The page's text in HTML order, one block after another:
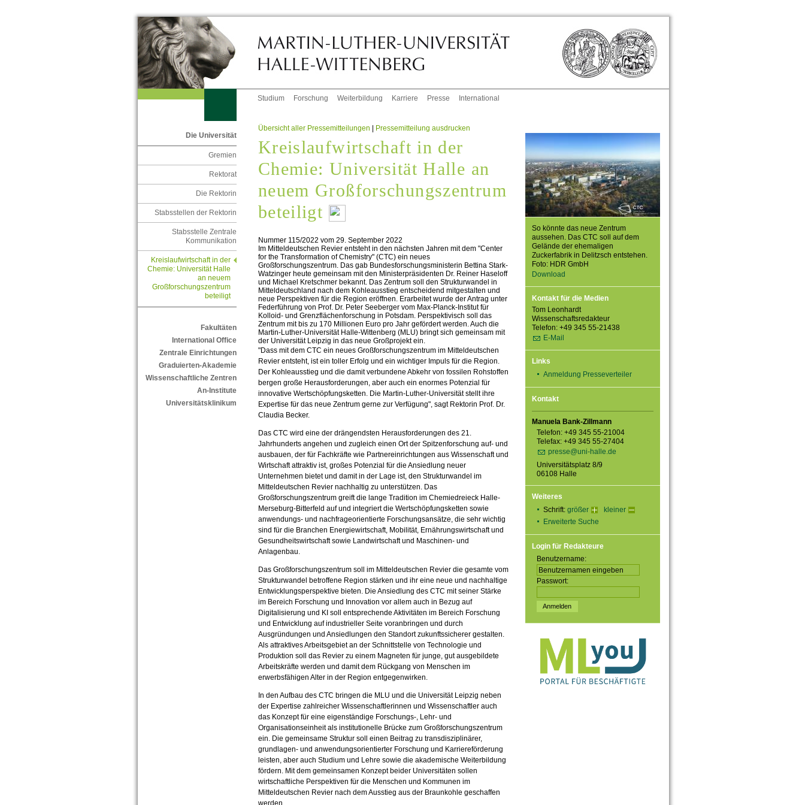
Studium Forschung Weiterbildung Karriere Presse International
Die Universität
Gremien
Rektorat
Die Rektorin
Stabsstellen der Rektorin
Stabsstelle Zentrale
Kommunikation
Kreislaufwirtschaft in der
Chemie: Universität Halle
an neuem
Großforschungszentrum
beteiligt
Fakultäten
International Office
Zentrale Einrichtungen
Graduierten-Akademie
Wissenschaftliche Zentren
An-Institute
Universitätsklinikum
So könnte das neue Zentrum
aussehen. Das CTC soll auf dem
Gelände der ehemaligen
Zuckerfabrik in Delitzsch entstehen.
Foto: HDR GmbH
Download
Kontakt für die Medien
Tom Leonhardt
Wissenschaftsredakteur
Telefon: +49 345 55-21438
E-Mail
Links
Anmeldung Presseverteiler
Kontakt
Manuela Bank-Zillmann
Telefon: +49 345 55-21004
Telefax: +49 345 55-27404
presse@uni-halle.de
Universitätsplatz 8/9
06108 Halle
Weiteres
Schrift: größer
kleiner
Erweiterte Suche
Login für Redakteure
Benutzername:
Passwort:
Übersicht aller Pressemitteilungen | Pressemitteilung ausdrucken
Kreislaufwirtschaft in der
Chemie: Universität Halle an
neuem Großforschungszentrum
beteiligt
Nummer 115/2022 vom 29. September 2022
Im Mitteldeutschen Revier entsteht in den nächsten Jahren mit dem "Center
for the Transformation of Chemistry" (CTC) ein neues
Großforschungszentrum. Das gab Bundesforschungsministerin Bettina Stark-
Watzinger heute gemeinsam mit den Ministerpräsidenten Dr. Reiner Haseloff
und Michael Kretschmer bekannt. Das Zentrum soll den Strukturwandel in
Mitteldeutschland nach dem Kohleausstieg entscheidend mitgestalten und
neue Perspektiven für die Region eröffnen. Erarbeitet wurde der Antrag unter
Federführung von Prof. Dr. Peter Seeberger vom Max-Planck-Institut für
Kolloid- und Grenzflächenforschung in Potsdam. Perspektivisch soll das
Zentrum mit bis zu 170 Millionen Euro pro Jahr gefördert werden. Auch die
Martin-Luther-Universität Halle-Wittenberg (MLU) bringt sich gemeinsam mit
der Universität Leipzig in das neue Großprojekt ein.
"Dass mit dem CTC ein neues Großforschungszentrum im Mitteldeutschen
Revier entsteht, ist ein toller Erfolg und ein wichtiger Impuls für die Region.
Der Kohleausstieg und die damit verbundene Abkehr von fossilen Rohstoffen
bergen große Herausforderungen, aber auch ein enormes Potenzial für
innovative Wertschöpfungsketten. Die Martin-Luther-Universität stellt ihre
Expertise für das neue Zentrum gerne zur Verfügung", sagt Rektorin Prof. Dr.
Claudia Becker.
Das CTC wird eine der drängendsten Herausforderungen des 21.
Jahrhunderts angehen und zugleich einen Ort der Spitzenforschung auf- und
ausbauen, der für Fachkräfte wie Partnereinrichtungen aus Wissenschaft und
Wirtschaft attraktiv ist, großes Potenzial für die Ansiedlung neuer
Unternehmen bietet und damit in der Lage ist, den Strukturwandel im
Mitteldeutschen Revier nachhaltig zu unterstützen. Das
Großforschungszentrum greift die lange Tradition im Chemiedreieck Halle-
Merseburg-Bitterfeld auf und integriert die Wertschöpfungsketten sowie
anwendungs- und nachfrageorientierte Forschungsansätze, die sehr wichtig
sind für die Branchen Energiewirtschaft, Mobilität, Ernährungswirtschaft und
Gesundheitswirtschaft sowie Landwirtschaft und Maschinen- und
Anlagenbau.
Das Großforschungszentrum soll im Mitteldeutschen Revier die gesamte vom
Strukturwandel betroffene Region stärken und ihr eine neue und nachhaltige
Entwicklungsperspektive bieten. Die Ansiedlung des CTC mit seiner Stärke
im Bereich Forschung und Innovation vor allem auch in Bezug auf
Digitalisierung und KI soll entsprechende Aktivitäten im Bereich Forschung
und Entwicklung auf industrieller Seite voranbringen und durch
Ausgründungen und Ansiedlungen den Standort zukunftssicherer gestalten.
Als attraktives Arbeitsgebiet an der Schnittstelle von Technologie und
Produktion soll das Revier zu einem Magneten für junge, gut ausgebildete
Arbeitskräfte werden und damit dem Rückgang von Menschen im
erwerbsfähigen Alter in der Region entgegenwirken.
In den Aufbau des CTC bringen die MLU und die Universität Leipzig neben
der Expertise zahlreicher Wissenschaftlerinnen und Wissenschaftler auch
das Konzept für eine eigenständige Forschungs-, Lehr- und
Organisationseinheit als institutionelle Brücke zum Großforschungszentrum
ein. Die gemeinsame Struktur soll einen Beitrag zu transdisziplinärer,
grundlagen- und anwendungsorientierter Forschung und Karriereförderung
leisten, aber auch Studium und Lehre sowie die akademische Weiterbildung
fördern. Mit dem gemeinsamen Konzept beider Universitäten sollen
wirtschaftliche Perspektiven für die Menschen und Kommunen im
Mitteldeutschen Revier nach dem Ausstieg aus der Braunkohle geschaffen